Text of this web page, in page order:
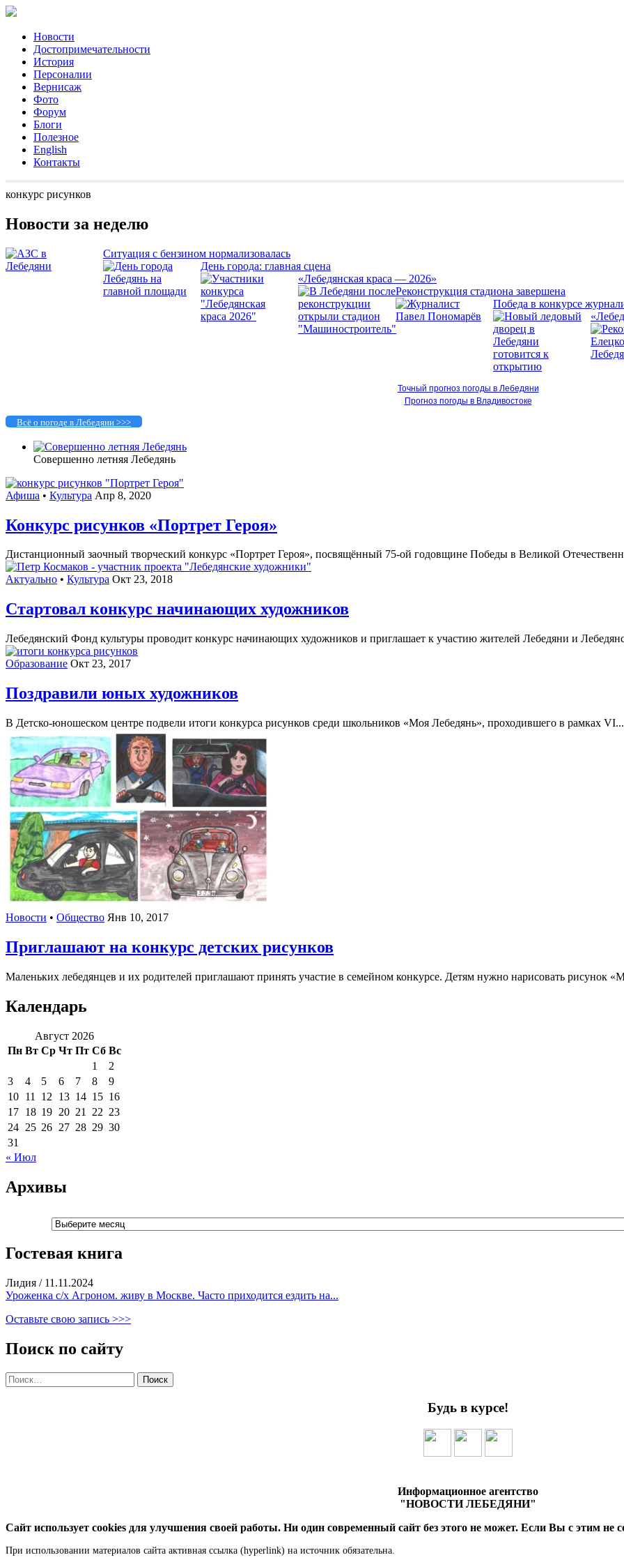
Новости
Достопримечательности
История
Персоналии
Вернисаж
Фото
Форум
Блоги
Полезное
English
Контакты
конкурс рисунков
Новости за неделю
Ситуация с бензином нормализовалась
День города: главная сцена
«Лебедянская краса — 2026»
Реконструкция стадиона завершена
Победа в конкурсе
Точный прогноз погоды в Лебедяни
Прогноз погоды в Владивостоке
Всё о погоде в Лебедяни >>>
Совершенно летняя Лебедянь
Афиша • Культура Апр 8, 2020
Конкурс рисунков «Портрет Героя»
Дистанционный заочный творческий конкурс «Портрет Героя», посвящённый 75-ой годовщине Победы в Великой
Актуально • Культура Окт 23, 2018
Стартовал конкурс начинающих художников
Лебедянский Фонд культуры проводит конкурс начинающих художников и приглашает к участию жителей Лебедяни и
Образование Окт 23, 2017
Поздравили юных художников
В Детско-юношеском центре подвели итоги конкурса рисунков среди школьников «Моя Лебедянь», проходившего в рамках VI...
Новости • Общество Янв 10, 2017
Приглашают на конкурс детских рисунков
Маленьких лебедянцев и их родителей приглашают принять участие в семейном конкурсе. Детям нужно нарисовать рисунок
Календарь
Август 2026
Пн Вт Ср Чт Пт Сб Вс
1
2
3
4 5 6 7 8
9
10 11 12 13 14 15 16
17 18 19 20 21 22 23
24 25 26 27 28 29 30
31
« Июл
Архивы
Гостевая книга
Лидия / 11.11.2024
Уроженка с/х Агроном. живу в Москве. Часто приходится ездить на...
Оставьте свою запись >>>
Поиск по сайту
Найти:
Будь в курсе!
Информационное агентство
"НОВОСТИ ЛЕБЕДЯНИ"
Сайт использует cookies для улучшения своей работы. Ни один современный сайт без этого не может. Если Вы с этим не
При использовании материалов сайта активная ссылка (hyperlink) на источник обязательна.